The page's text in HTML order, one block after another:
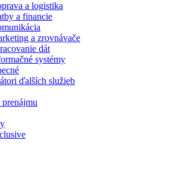
a logistika
a financie
a zrovnávače
dát
systémy
ďalších služieb